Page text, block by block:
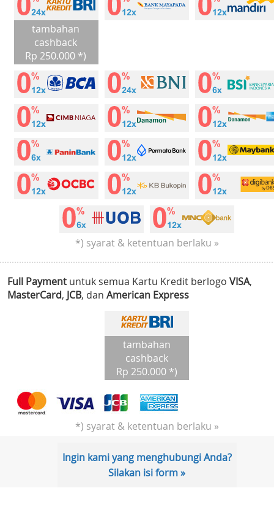
tambahan
cashback
Rp 250.000 *)
*) syarat & ketentuan berlaku »
Full Payment untuk semua Kartu Kredit berlogo VISA,
MasterCard, JCB, dan American Express
tambahan
cashback
Rp 250.000 *)
*) syarat & ketentuan berlaku »
Ingin kami yang menghubungi Anda?
Silakan isi form »